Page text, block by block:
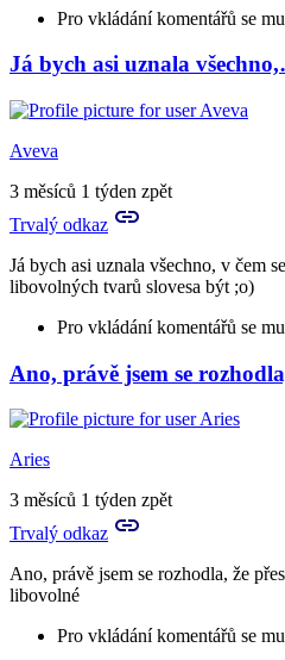
Aries
Pro vkládání komentářů se
In
reply
to
Jestli
jsi
byla
…
Birute
Já bych asi uznala
Aveva
3 měsíců 1 týden zpět
Trvalý odkaz
Já bych asi uznala všechno, v čem
libovolných tvarů slovesa být ;o)
Pro vkládání komentářů se
In
reply
to
nepamatuju
si
to
mám
by
Aries
Ano, právě jsem se
Aries
3 měsíců 1 týden zpět
Trvalý odkaz
Ano, právě jsem se rozhodla, že
libovolné
Pro vkládání komentářů se